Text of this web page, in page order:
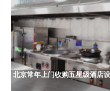
北京常年上门收购五星级酒店